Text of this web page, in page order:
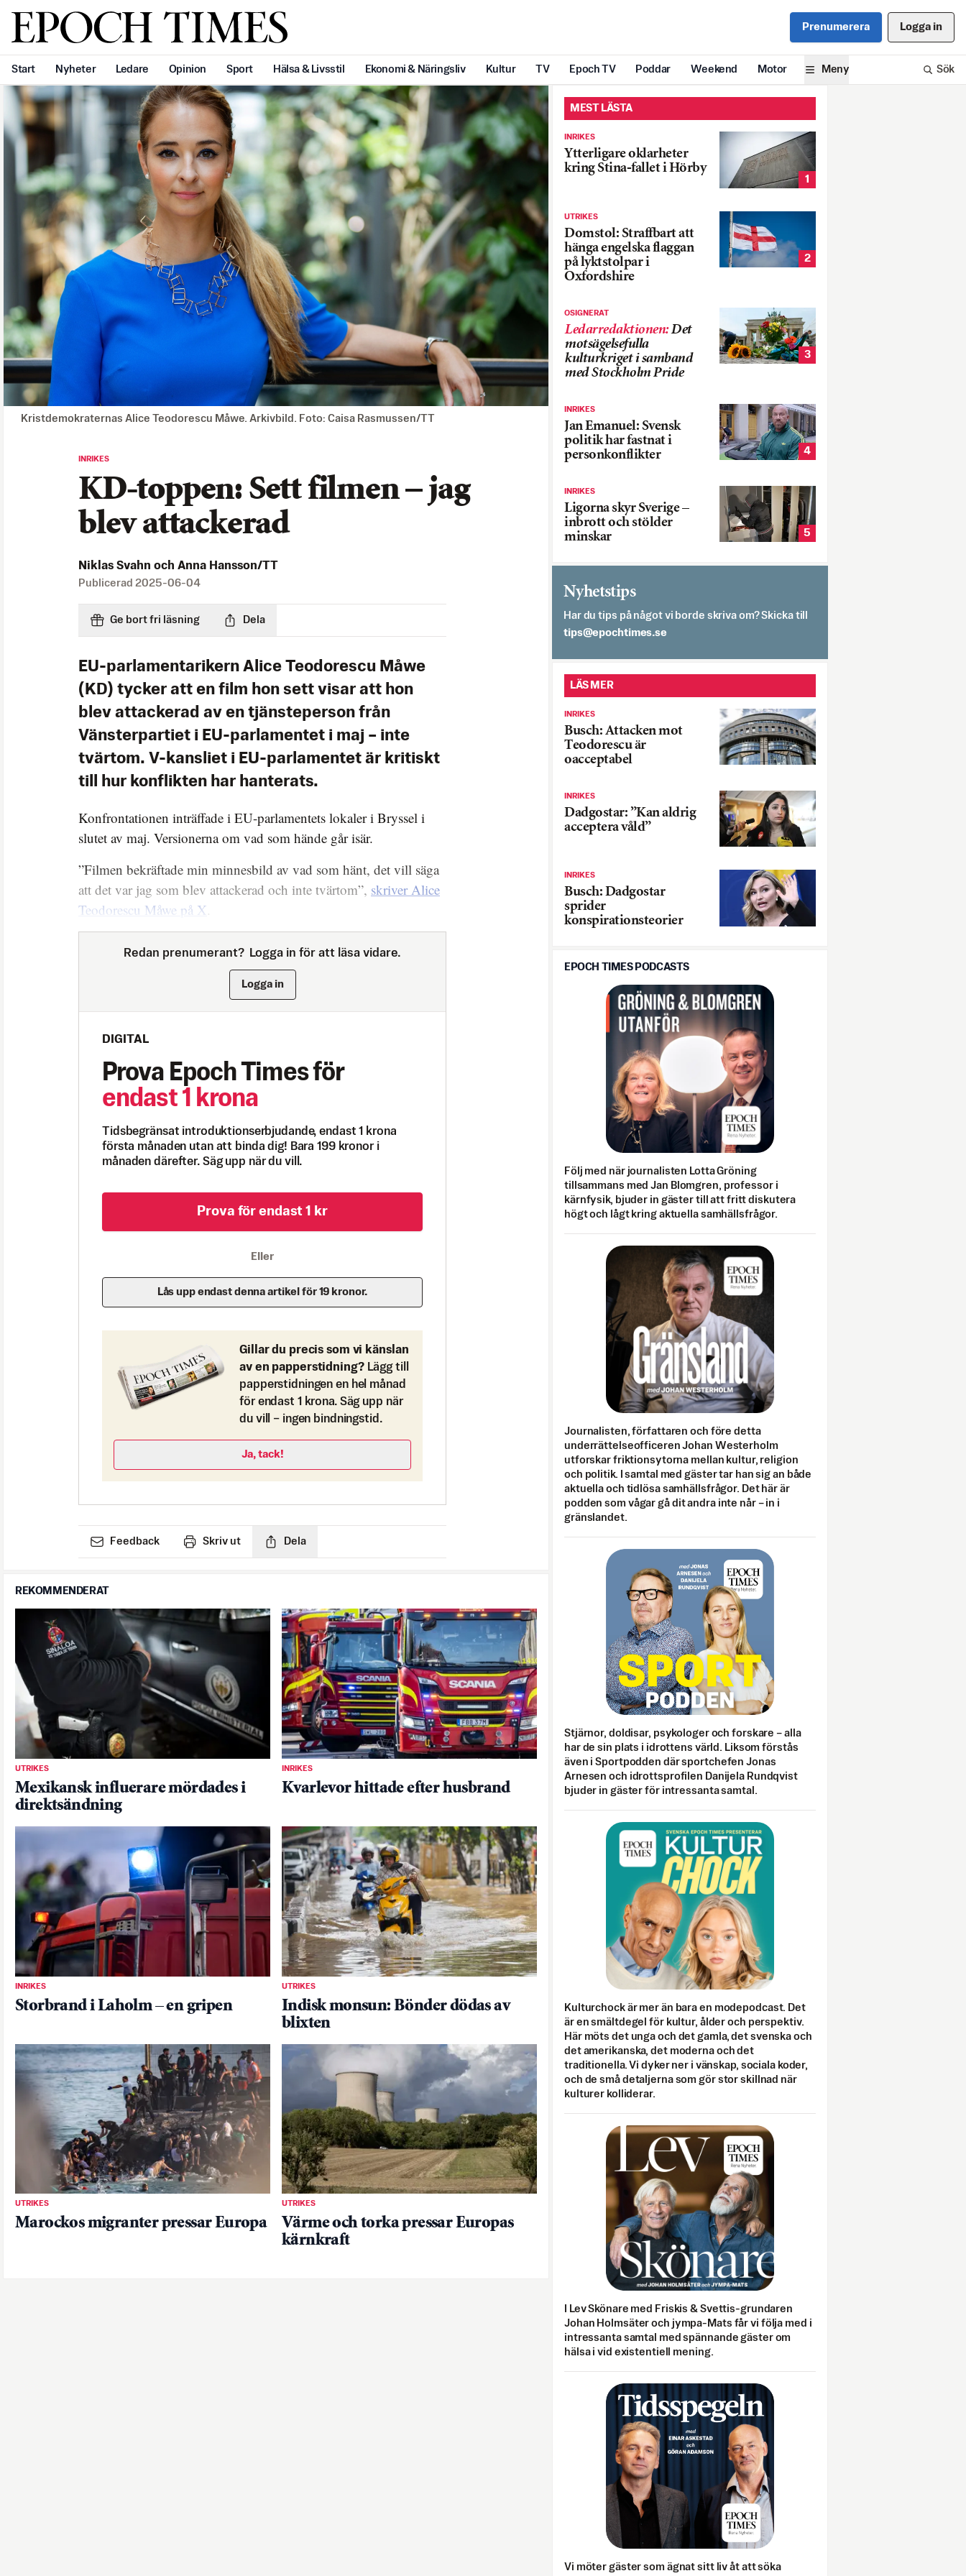
Svenska Epoch Times Prenumerera Logga in
Start Nyheter Ledare Opinion Sport Hälsa & Livsstil Ekonomi & Näringsliv Kultur TV Epoch TV Poddar Weekend Motor Meny Sök
Kristdemokraternas Alice Teodorescu Måwe. Arkivbild. Foto: Caisa Rasmussen/TT
INRIKES
KD-toppen: Sett filmen – jag
blev attackerad
Niklas Svahn och Anna Hansson/TT
Publicerad 2025-06-04
Ge bort fri läsning Dela
EU-parlamentarikern Alice Teodorescu Måwe
(KD) tycker att en film hon sett visar att hon
blev attackerad av en tjänsteperson från
Vänsterpartiet i EU-parlamentet i maj – inte
tvärtom. V-kansliet i EU-parlamentet är kritiskt
till hur konflikten har hanterats.
Konfrontationen inträffade i EU-parlamentets lokaler i Bryssel i
slutet av maj. Versionerna om vad som hände går isär.
”Filmen bekräftade min minnesbild av vad som hänt, det vill säga
att det var jag som blev attackerad och inte tvärtom”, skriver Alice
Teodorescu Måwe på X
Redan prenumerant? Logga in för att läsa vidare.
Logga in
DIGITAL
Prova Epoch Times för
endast 1 krona
Tidsbegränsat introduktionserbjudande, endast 1 krona
första månaden utan att binda dig! Bara 199 kronor i
månaden därefter. Säg upp när du vill.
Prova för endast 1 kr
Eller
Lås upp endast denna artikel för 19 kronor.
Gillar du precis som vi känslan
av en papperstidning? Lägg till
papperstidningen en hel månad
för endast 1 krona. Säg upp när
du vill – ingen bindningstid.
Ja, tack!
Feedback Skriv ut Dela
REKOMMENDERAT
UTRIKES
Mexikansk influerare mördades i
direktsändning
INRIKES
Kvarlevor hittade efter husbrand
INRIKES
Storbrand i Laholm – en gripen
UTRIKES
Indisk monsun: Bönder dödas av
blixten
UTRIKES
Marockos migranter pressar Europa
UTRIKES
Värme och torka pressar Europas
kärnkraft
MEST LÄSTA
INRIKES
Ytterligare oklarheter
kring Stina-fallet i Hörby
1
UTRIKES
Domstol: Straffbart att
hänga engelska flaggan
på lyktstolpar i
Oxfordshire
2
OSIGNERAT
Ledarredaktionen:Det
motsägelsefulla
kulturkriget i samband
med Stockholm Pride
3
INRIKES
Jan Emanuel: Svensk
politik har fastnat i
personkonflikter
4
INRIKES
Ligorna skyr Sverige –
inbrott och stölder
minskar
5
Nyhetstips
Har du tips på något vi borde skriva om? Skicka till
es.semithcope@spit
LÄS MER
INRIKES
Busch: Attacken mot
Teodorescu är
oacceptabel
INRIKES
Dadgostar: ”Kan aldrig
acceptera våld”
INRIKES
Busch: Dadgostar
sprider
konspirationsteorier
EPOCH TIMES PODCASTS
Följ med när journalisten Lotta Gröning
tillsammans med Jan Blomgren, professor i
kärnfysik, bjuder in gäster till att fritt diskutera
högt och lågt kring aktuella samhällsfrågor.
Journalisten, författaren och före detta
underrättelseofficeren Johan Westerholm
utforskar friktionsytorna mellan kultur, religion
och politik. I samtal med gäster tar han sig an både
aktuella och tidlösa samhällsfrågor. Det här är
podden som vågar gå dit andra inte når – in i
gränslandet.
Stjärnor, doldisar, psykologer och forskare – alla
har de sin plats i idrottens värld. Liksom förstås
även i Sportpodden där sportchefen Jonas
Arnesen och idrottsprofilen Danijela Rundqvist
bjuder in gäster för intressanta samtal.
Kulturchock är mer än bara en modepodcast. Det
är en smältdegel för kultur, ålder och perspektiv.
Här möts det unga och det gamla, det svenska och
det amerikanska, det moderna och det
traditionella. Vi dyker ner i vänskap, sociala koder,
och de små detaljerna som gör stor skillnad när
kulturer kolliderar.
I Lev Skönare med Friskis & Svettis-grundaren
Johan Holmsäter och jympa-Mats får vi följa med i
intressanta samtal med spännande gäster om
hälsa i vid existentiell mening.
Vi möter gäster som ägnat sitt liv åt att söka